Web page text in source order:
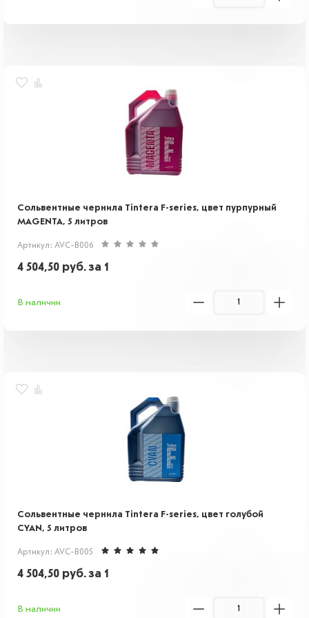
Сольвентные чернила Tintera F-series, цвет пурпурный
MAGENTA, 5 литров
Артикул: AVC-B006
4 504,50 руб.за 1
В наличии
Сольвентные чернила Tintera F-series, цвет голубой
CYAN, 5 литров
Артикул: AVC-B005
4 504,50 руб.за 1
В наличии